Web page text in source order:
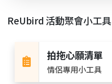
ReUbird 活動聚會小工具
拍拖心願清單
情侶專用小工具